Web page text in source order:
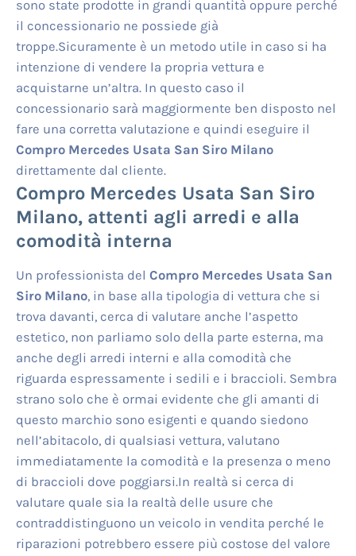
sono state prodotte in grandi quantità oppure perché
il concessionario ne possiede già
troppe.Sicuramente è un metodo utile in caso si ha
intenzione di vendere la propria vettura e
acquistarne un’altra. In questo caso il
concessionario sarà maggiormente ben disposto nel
fare una corretta valutazione e quindi eseguire il
Compro Mercedes Usata San Siro Milano
direttamente dal cliente.
Compro Mercedes Usata San Siro
Milano, attenti agli arredi e alla
comodità interna
Un professionista del Compro Mercedes Usata San
Siro Milano, in base alla tipologia di vettura che si
trova davanti, cerca di valutare anche l’aspetto
estetico, non parliamo solo della parte esterna, ma
anche degli arredi interni e alla comodità che
riguarda espressamente i sedili e i braccioli. Sembra
strano solo che è ormai evidente che gli amanti di
questo marchio sono esigenti e quando siedono
nell’abitacolo, di qualsiasi vettura, valutano
immediatamente la comodità e la presenza o meno
di braccioli dove poggiarsi.In realtà si cerca di
valutare quale sia la realtà delle usure che
contraddistinguono un veicolo in vendita perché le
riparazioni potrebbero essere più costose del valore